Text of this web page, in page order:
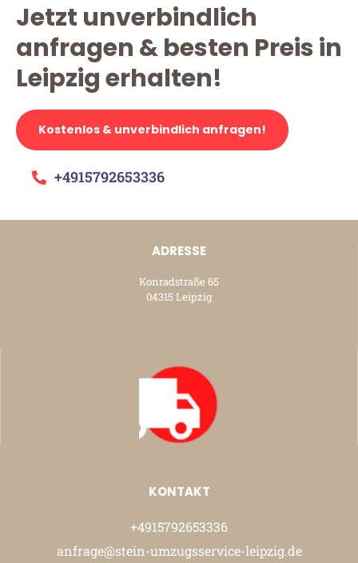
Jetzt unverbindlich
anfragen & besten Preis in
Leipzig erhalten!
Kostenlos & unverbindlich anfragen!
+4915792653336
ADRESSE
Konradstraße 65
04315 Leipzig
KONTAKT
+4915792653336
anfrage@stein-umzugsservice-leipzig.de